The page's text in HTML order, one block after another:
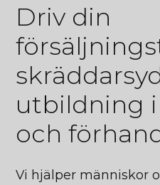
Driv din
utbildning
och
Vi hjälper människor